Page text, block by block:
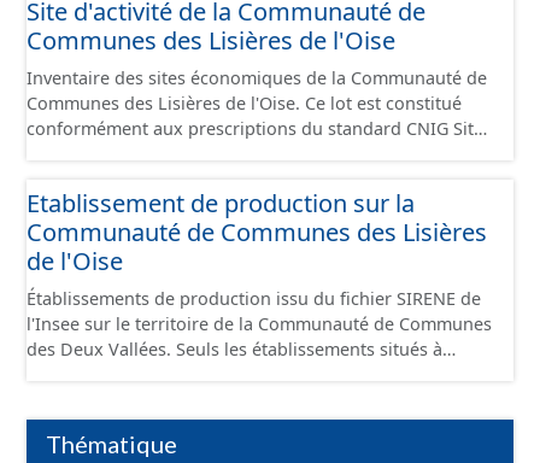
Site d'activité de la Communauté de
Communes des Lisières de l'Oise
Inventaire des sites économiques de la Communauté de
Communes des Lisières de l'Oise. Ce lot est constitué
conformément aux prescriptions du standard CNIG Sites
Etablissement de production sur la
Communauté de Communes des Lisières
de l'Oise
Établissements de production issu du fichier SIRENE de
l'Insee sur le territoire de la Communauté de Communes
des Deux Vallées. Seuls les établissements situés à
conformément aux prescriptions du standard CNIG Sites
Économiques. Ce lot ne contient pas la référence aux
Thématique